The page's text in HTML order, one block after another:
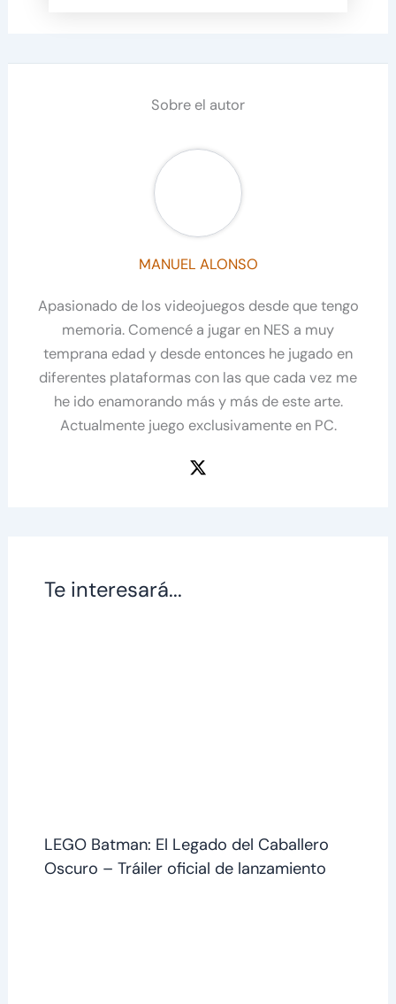
Sobre el autor
MANUEL ALONSO
Apasionado de los videojuegos desde que tengo
memoria. Comencé a jugar en NES a muy
temprana edad y desde entonces he jugado en
diferentes plataformas con las que cada vez me
he ido enamorando más y más de este arte.
Actualmente juego exclusivamente en PC.
Te interesará...
LEGO Batman: El Legado del Caballero
Oscuro – Tráiler oficial de lanzamiento